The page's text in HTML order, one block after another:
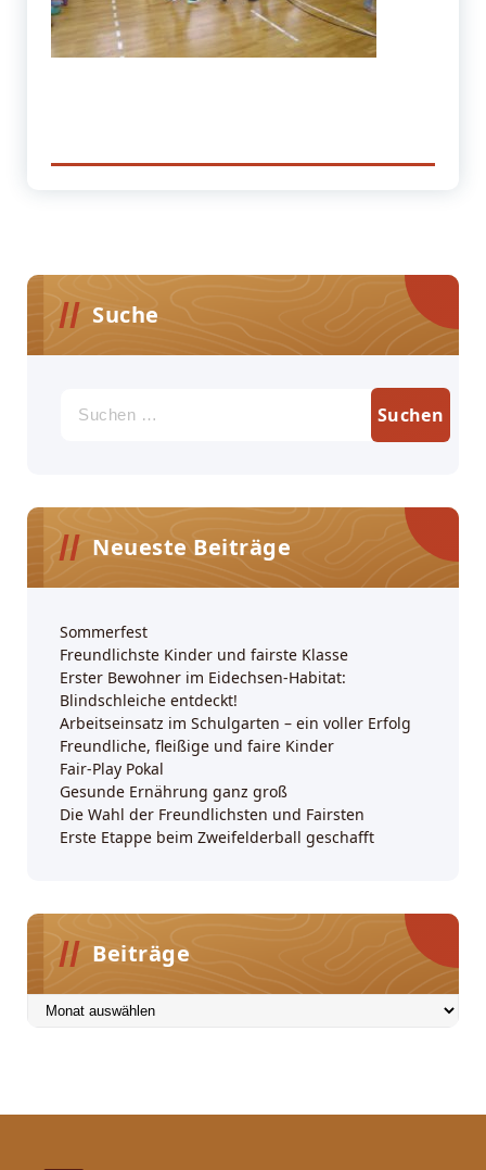
Suche
nach:
Neueste Beiträge
Sommerfest
Freundlichste Kinder und fairste Klasse
Erster Bewohner im Eidechsen-Habitat:
Blindschleiche entdeckt!
Arbeitseinsatz im Schulgarten – ein voller Erfolg
Freundliche, fleißige und faire Kinder
Fair-Play Pokal
Gesunde Ernährung ganz groß
Die Wahl der Freundlichsten und Fairsten
Erste Etappe beim Zweifelderball geschafft
Beiträge
Beiträge